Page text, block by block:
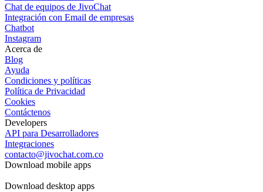
Chat de equipos de JivoChat
Integración con Email de empresas
Chatbot
Instagram
Acerca de
Blog
Ayuda
Condiciones y políticas
Política de Privacidad
Cookies
Contáctenos
Developers
API para Desarrolladores
Integraciones
contacto@jivochat.com.co
Download mobile apps
Download desktop apps